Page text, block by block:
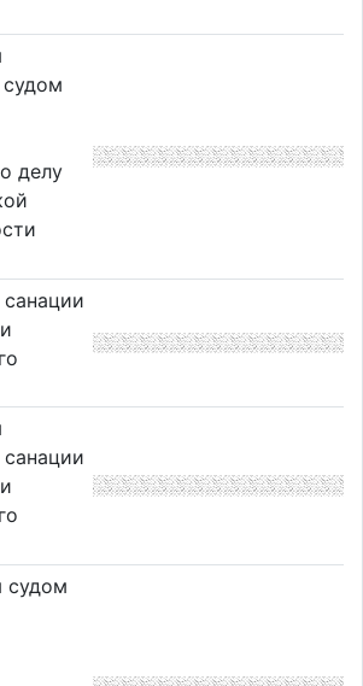
делу
судом